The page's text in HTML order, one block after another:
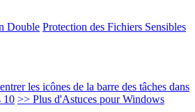
Double Protection des Fichiers Sensibles
les icônes de la barre des tâches dans
10 >> Plus d'Astuces pour Windows